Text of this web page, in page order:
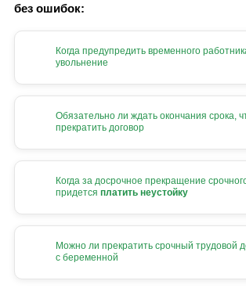
без ошибок:
Когда предупредить временного
увольнение
Обязательно ли ждать окончания срока,
прекратить договор
Когда за досрочное прекращение
придется платить неустойку
Можно ли прекратить срочный трудовой
с беременной